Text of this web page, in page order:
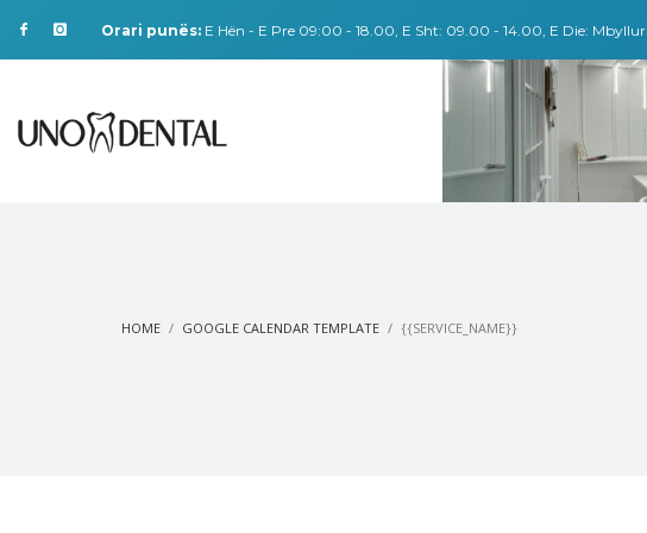
Orari punës: E Hën - E Pre 09:00 - 18.00, E Sht: 09.00 - 14.00, E Die: Mbyllur
HOME GOOGLE CALENDAR TEMPLATE {{SERVICE_NAME}}